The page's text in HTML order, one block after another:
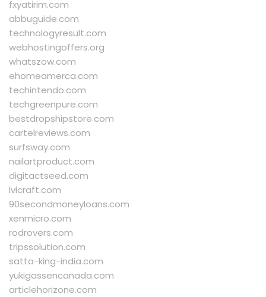
fxyatirim.com
abbuguide.com
technologyresult.com
webhostingoffers.org
whatszow.com
ehomeamerca.com
techintendo.com
techgreenpure.com
bestdropshipstore.com
cartelreviews.com
surfsway.com
nailartproduct.com
digitactseed.com
lvlcraft.com
90secondmoneyloans.com
xenmicro.com
rodrovers.com
tripssolution.com
satta-king-india.com
yukigassencanada.com
articlehorizone.com